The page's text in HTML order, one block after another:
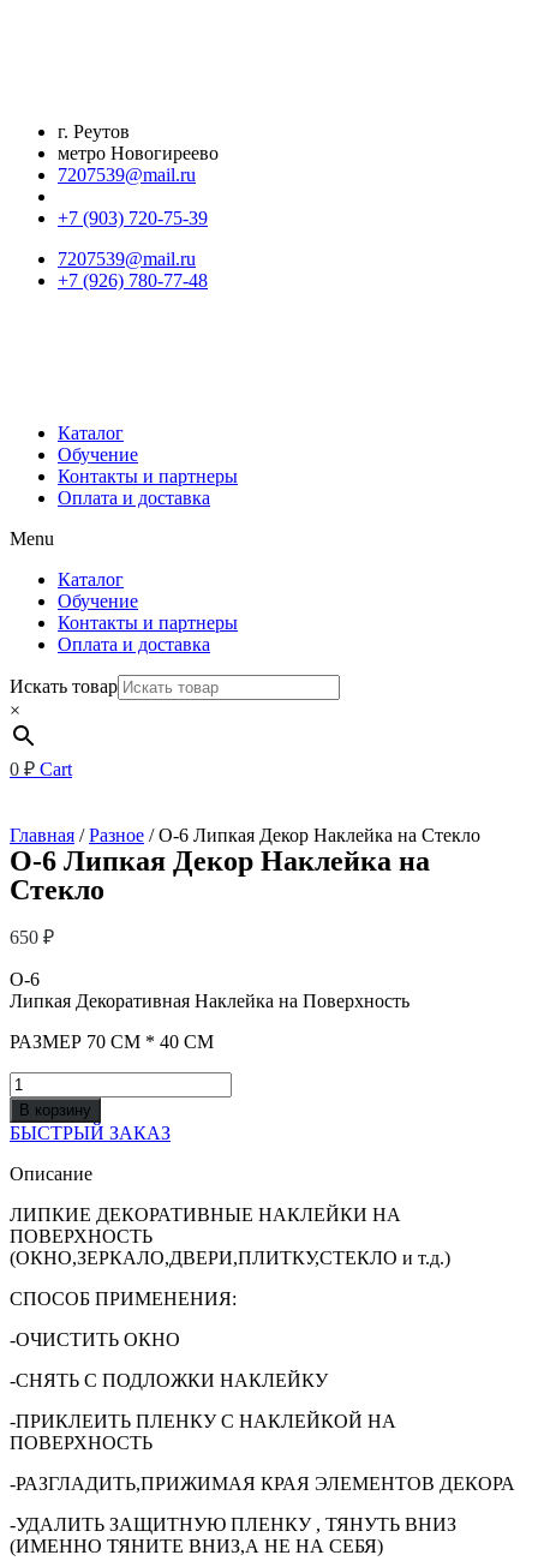
г. Реутов
метро Новогиреево
7207539@mail.ru
+7 (903) 720-75-39
7207539@mail.ru
+7 (926) 780-77-48
Каталог
Обучение
Контакты и партнеры
Оплата и доставка
Menu
Каталог
Обучение
Контакты и партнеры
Оплата и доставка
Искать товар
×
0 ₽ Cart
Главная /Разное / О-6 Липкая Декор Наклейка на Стекло
О-6 Липкая Декор Наклейка на
Стекло
650 ₽
О-6
Липкая Декоративная Наклейка на Поверхность
РАЗМЕР 70 СМ * 40 СМ
Количество
товара
О-6
Липкая
Декор
на
Стекло
В корзину
БЫСТРЫЙ ЗАКАЗ
Описание
ЛИПКИЕ ДЕКОРАТИВНЫЕ НАКЛЕЙКИ НА
ПОВЕРХНОСТЬ
(ОКНО,ЗЕРКАЛО,ДВЕРИ,ПЛИТКУ,СТЕКЛО и т.д.)
СПОСОБ ПРИМЕНЕНИЯ:
-ОЧИСТИТЬ ОКНО
-СНЯТЬ С ПОДЛОЖКИ НАКЛЕЙКУ
-ПРИКЛЕИТЬ ПЛЕНКУ С НАКЛЕЙКОЙ НА
ПОВЕРХНОСТЬ
-РАЗГЛАДИТЬ,ПРИЖИМАЯ КРАЯ ЭЛЕМЕНТОВ ДЕКОРА
-УДАЛИТЬ ЗАЩИТНУЮ ПЛЕНКУ , ТЯНУТЬ ВНИЗ
(ИМЕННО ТЯНИТЕ ВНИЗ,А НЕ НА СЕБЯ)